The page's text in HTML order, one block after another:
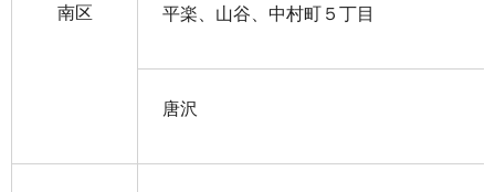
南区 平楽、山谷、中村町５丁目
唐沢